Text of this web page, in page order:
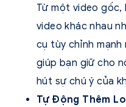
Từ một video
video khác nhau
cụ tùy chỉnh mạnh
giúp bạn giữ cho
hút sự chú ý của
Tự Động Thêm